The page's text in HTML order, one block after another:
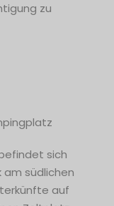
zu
sich
am südlichen
auf